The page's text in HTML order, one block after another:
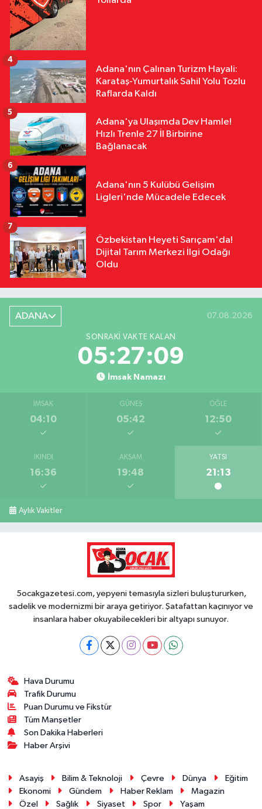
Adana'nın Çalınan Turizm Hayali:
Karataş-Yumurtalık Sahil Yolu Tozlu
Raflarda Kaldı
4
Adana'ya Ulaşımda Dev Hamle!
Hızlı Trenle 27 İl Birbirine
Bağlanacak
5
Adana'nın 5 Kulübü Gelişim
Ligleri'nde Mücadele Edecek
6
Özbekistan Heyeti Sarıçam'da!
Dijital Tarım Merkezi İlgi Odağı
Oldu
7
ADANA 07.08.2026
SONRAKI VAKTE KALAN
05:27:08
İmsak Namazı
İMSAK
04:10
GÜNEŞ
05:42
ÖĞLE
12:50
İKINDI
16:36
AKŞAM
19:48
YATSI
21:13
Aylık Vakitler
5ocakgazetesi.com, yepyeni temasıyla sizleri buluştururken,
sadelik ve modernizmi bir araya getiriyor. Şatafattan kaçınıyor ve
insanlara haber okuyabilecekleri bir altyapı sunuyor.
Hava Durumu
Trafik Durumu
Puan Durumu ve Fikstür
Tüm Manşetler
Son Dakika Haberleri
Haber Arşivi
Asayiş Bilim & Teknoloji Çevre Dünya
Eğitim
Ekonomi
Gündem Haber Reklam
Magazin
Özel
Sağlık Siyaset Spor Yaşam